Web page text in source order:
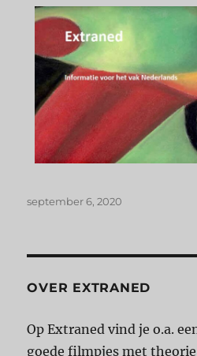
september 6, 2020
OVER EXTRANED
Op Extraned vind je o.a.
goede filmpjes met